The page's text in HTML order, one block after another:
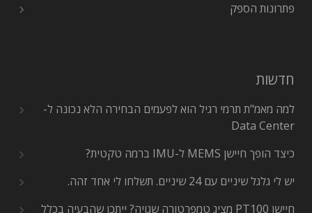
פתרונות הספק
חדשות
למה מאמ"ת תרמי רגיל הוא לפעמים הבחירה הלא נכונה ל-
Data Center
כיצד הופך חיישן MEMS ל-IMU ברמה טקטית?
יש לי גלגל שיניים עם 24 שיניים. תשלחו לי אחד זהה.
חיישן PT100 מציג טמפרטורה שגויה? ייתכן שהבעיה בכלל